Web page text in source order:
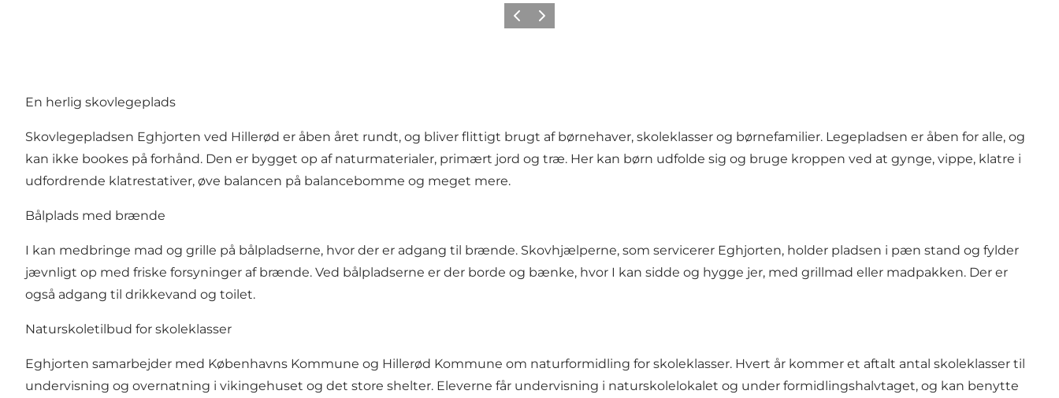
ForrigeNæste
En herlig skovlegeplads
Skovlegepladsen Eghjorten ved Hillerød er åben året rundt, og bliver flittigt brugt af børnehaver, skoleklasser og børnefamilier. Legepladsen er åben for alle, og
kan ikke bookes på forhånd. Den er bygget op af naturmaterialer, primært jord og træ. Her kan børn udfolde sig og bruge kroppen ved at gynge, vippe, klatre i
udfordrende klatrestativer, øve balancen på balancebomme og meget mere.
Bålplads med brænde
I kan medbringe mad og grille på bålpladserne, hvor der er adgang til brænde. Skovhjælperne, som servicerer Eghjorten, holder pladsen i pæn stand og fylder
jævnligt op med friske forsyninger af brænde. Ved bålpladserne er der borde og bænke, hvor I kan sidde og hygge jer, med grillmad eller madpakken. Der er
også adgang til drikkevand og toilet.
Naturskoletilbud for skoleklasser
Eghjorten samarbejder med Københavns Kommune og Hillerød Kommune om naturformidling for skoleklasser. Hvert år kommer et aftalt antal skoleklasser til
undervisning og overnatning i vikingehuset og det store shelter. Eleverne får undervisning i naturskolelokalet og under formidlingshalvtaget, og kan benytte